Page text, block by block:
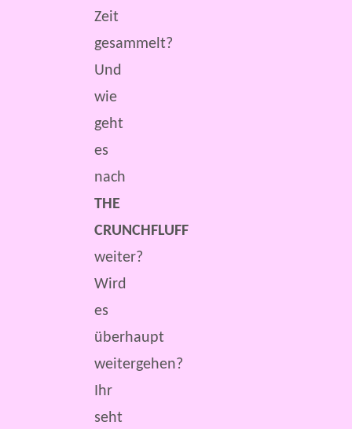
Zeit
gesammelt?
Und
wie
geht
es
nach
THE
CRUNCHFLUFF
weiter?
Wird
es
überhaupt
weitergehen?
Ihr
seht